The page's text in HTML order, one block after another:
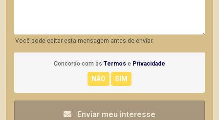
Você pode editar esta mensagem antes de enviar.
Concordo com os Termos e Privacidade
Enviar meu interesse